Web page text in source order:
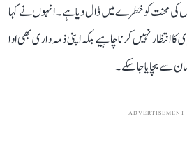
کی محنت کو خطرے میں ڈال دیا ہے۔ انہوں نے کہا
نہیں کرنا چاہیے بلکہ اپنی ذمہ داری بھی ادا
سے بچایا جا سکے۔
ADVERTISEMENT